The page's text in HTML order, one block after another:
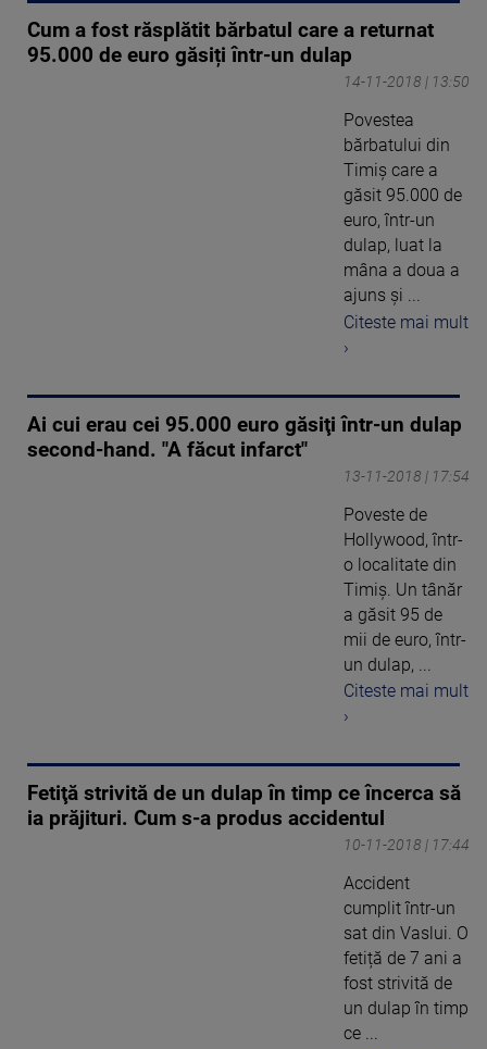
Cum a fost răsplătit bărbatul care a returnat
95.000 de euro găsiți într-un dulap
14-11-2018 | 13:50
Povestea
bărbatului din
Timiș care a
găsit 95.000 de
euro, într-un
dulap, luat la
mâna a doua a
ajuns și ...
Citeste mai mult
›
Ai cui erau cei 95.000 euro găsiţi într-un dulap
second-hand. "A făcut infarct"
13-11-2018 | 17:54
Poveste de
Hollywood, într-
o localitate din
Timiş. Un tânăr
a găsit 95 de
mii de euro, într-
un dulap, ...
Citeste mai mult
›
Fetiţă strivită de un dulap în timp ce încerca să
ia prăjituri. Cum s-a produs accidentul
10-11-2018 | 17:44
Accident
cumplit într-un
sat din Vaslui. O
fetiță de 7 ani a
fost strivită de
un dulap în timp
ce ...